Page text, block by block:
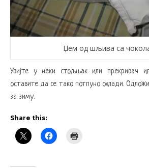
Џем од шљива са
Увијте у неки стољњак или прекривач
оставите да се тако потпуно охлади.
за зиму.
Share this: